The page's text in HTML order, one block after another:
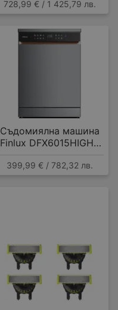
12 GB, 256 GB
728,99 € / 1 425,79 лв.
Съдомиялна машина
Finlux DFX6015HIGH ,
399,99 € / 782,32 лв.